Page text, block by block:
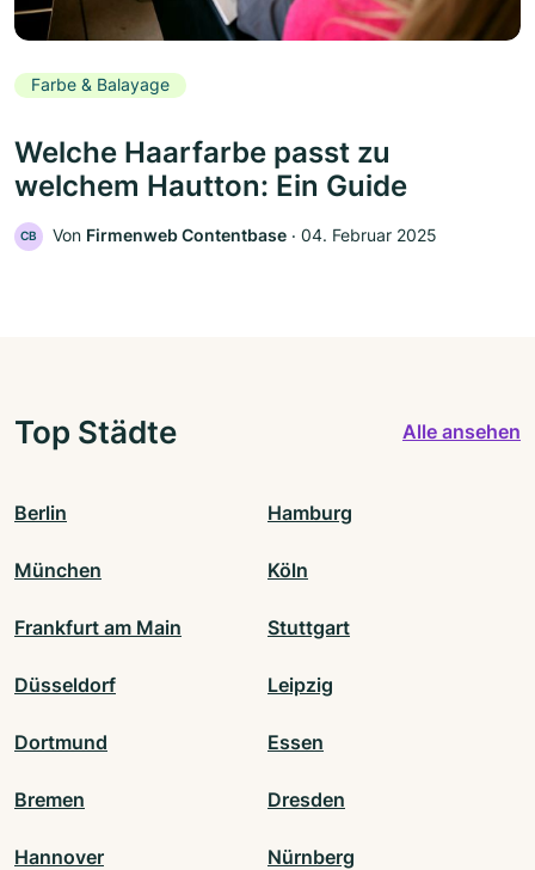
Farbe & Balayage
Welche Haarfarbe passt zu
welchem Hautton: Ein Guide
CB Von Firmenweb Contentbase ‧ 04. Februar 2025
Top Städte Alle ansehen
Berlin Hamburg
München Köln
Frankfurt am Main Stuttgart
Düsseldorf Leipzig
Dortmund Essen
Bremen Dresden
Hannover Nürnberg